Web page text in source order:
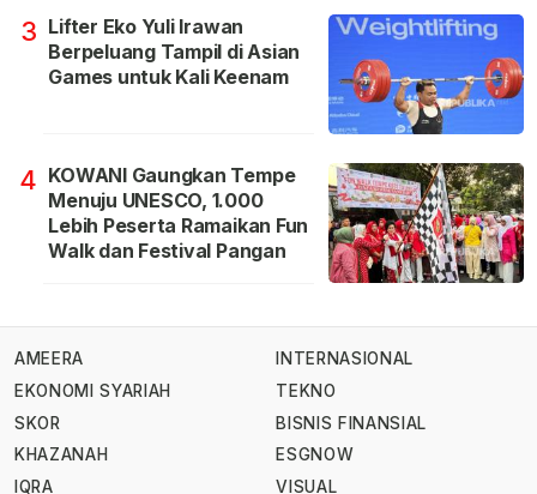
3 Lifter Eko Yuli Irawan
Berpeluang Tampil di Asian
Games untuk Kali Keenam
4 KOWANI Gaungkan Tempe
Menuju UNESCO, 1.000
Lebih Peserta Ramaikan Fun
Walk dan Festival Pangan
AMEERA
EKONOMI SYARIAH
SKOR
KHAZANAH
IQRA
INTERNASIONAL
TEKNO
BISNIS FINANSIAL
ESGNOW
VISUAL